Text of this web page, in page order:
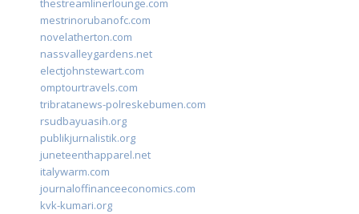
thestreamlinerlounge.com
mestrinorubanofc.com
novelatherton.com
nassvalleygardens.net
electjohnstewart.com
omptourtravels.com
tribratanews-polreskebumen.com
rsudbayuasih.org
publikjurnalistik.org
juneteenthapparel.net
italywarm.com
journaloffinanceeconomics.com
kvk-kumari.org